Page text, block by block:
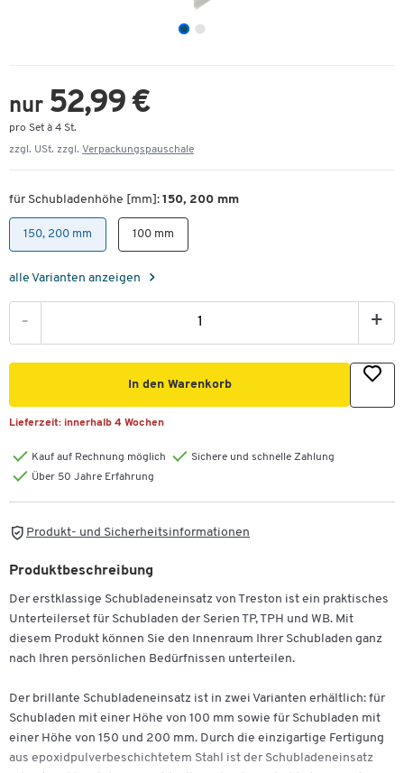
nur 52,99 €
pro Set à 4 St.
zzgl. USt. zzgl. Verpackungspauschale
für Schubladenhöhe [mm]: 150, 200 mm
150, 200 mm 100 mm
alle Varianten anzeigen
- +
In den Warenkorb
Lieferzeit: innerhalb 4 Wochen
Kauf auf Rechnung möglich
Sichere und schnelle Zahlung
Über 50 Jahre Erfahrung
Produkt- und Sicherheitsinformationen
Produktbeschreibung
Der erstklassige Schubladeneinsatz von Treston ist ein praktisches
Unterteilerset für Schubladen der Serien TP, TPH und WB. Mit
diesem Produkt können Sie den Innenraum Ihrer Schubladen ganz
nach Ihren persönlichen Bedürfnissen unterteilen.
Der brillante Schubladeneinsatz ist in zwei Varianten erhältlich: für
Schubladen mit einer Höhe von 100 mm sowie für Schubladen mit
einer Höhe von 150 und 200 mm. Durch die einzigartige Fertigung
aus epoxidpulverbeschichtetem Stahl ist der Schubladeneinsatz